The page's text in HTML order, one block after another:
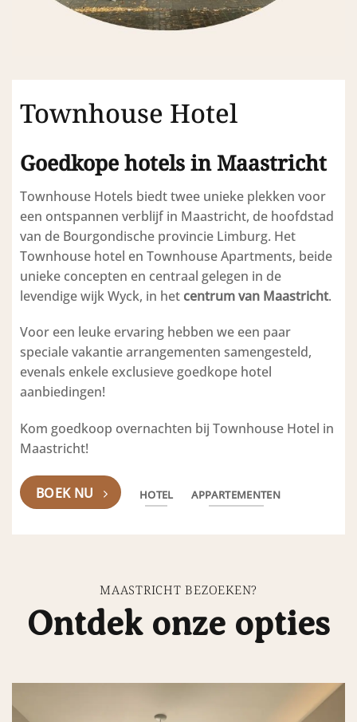
Townhouse Hotel
Goedkope hotels in Maastricht
Townhouse Hotels biedt twee unieke plekken voor
een ontspannen verblijf in Maastricht, de hoofdstad
van de Bourgondische provincie Limburg. Het
Townhouse hotel en Townhouse Apartments, beide
unieke concepten en centraal gelegen in de
levendige wijk Wyck, in het centrum van Maastricht.
Voor een leuke ervaring hebben we een paar
speciale vakantie arrangementen samengesteld,
evenals enkele exclusieve goedkope hotel
aanbiedingen!
Kom goedkoop overnachten bij Townhouse Hotel in
Maastricht!
BOEK NU HOTEL APPARTEMENTEN
MAASTRICHT BEZOEKEN?
Ontdek onze opties